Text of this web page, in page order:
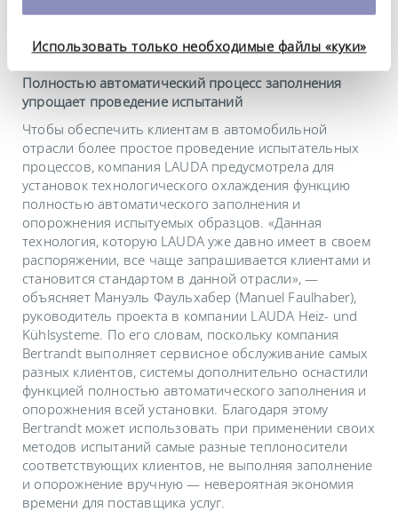
Использовать только необходимые файлы «куки»
Полностью автоматический процесс заполнения
упрощает проведение испытаний
Чтобы обеспечить клиентам в автомобильной
отрасли более простое проведение испытательных
процессов, компания LAUDA предусмотрела для
установок технологического охлаждения функцию
полностью автоматического заполнения и
опорожнения испытуемых образцов. «Данная
технология, которую LAUDA уже давно имеет в своем
распоряжении, все чаще запрашивается клиентами и
становится стандартом в данной отрасли», —
объясняет Мануэль Фаульхабер (Manuel Faulhaber),
руководитель проекта в компании LAUDA Heiz- und
Kühlsysteme. По его словам, поскольку компания
Bertrandt выполняет сервисное обслуживание самых
разных клиентов, системы дополнительно оснастили
функцией полностью автоматического заполнения и
опорожнения всей установки. Благодаря этому
Bertrandt может использовать при применении своих
методов испытаний самые разные теплоносители
соответствующих клиентов, не выполняя заполнение
и опорожнение вручную — невероятная экономия
времени для поставщика услуг.